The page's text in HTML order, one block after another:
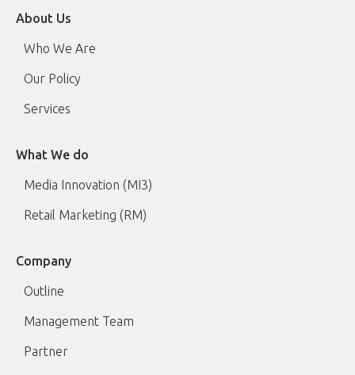
About Us
Who We Are
Our Policy
Services
What We do
Media Innovation (MI3)
Retail Marketing (RM)
Company
Outline
Management Team
Partner